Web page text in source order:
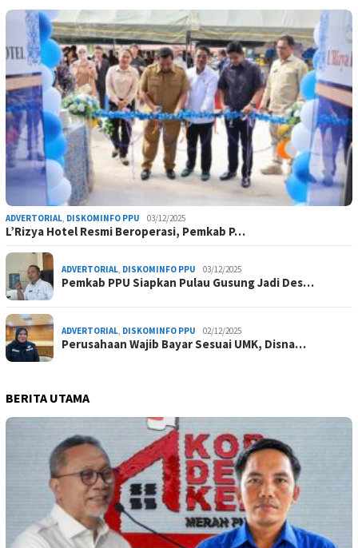
ADVERTORIAL, DISKOMINFO PPU 03/12/2025
L’Rizya Hotel Resmi Beroperasi, Pemkab P…
ADVERTORIAL, DISKOMINFO PPU 03/12/2025
Pemkab PPU Siapkan Pulau Gusung Jadi Des…
ADVERTORIAL, DISKOMINFO PPU 02/12/2025
Perusahaan Wajib Bayar Sesuai UMK, Disna…
BERITA UTAMA